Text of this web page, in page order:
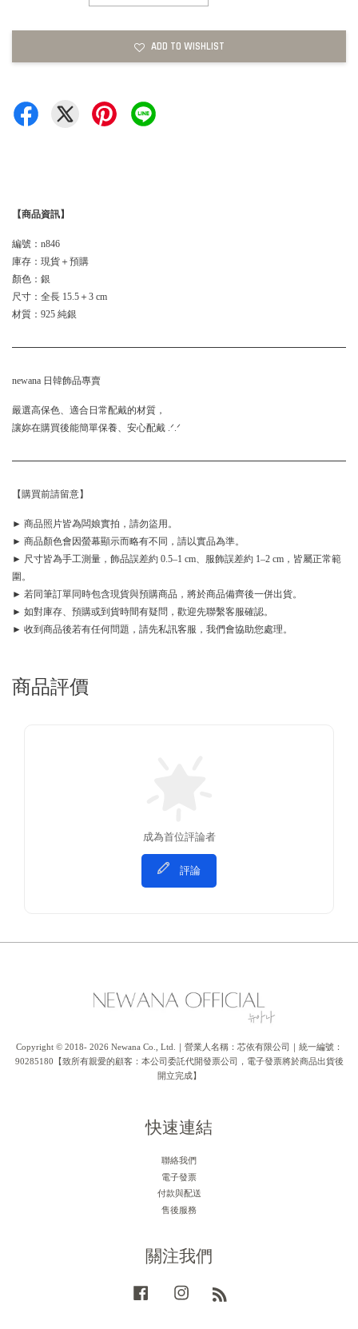
ADD TO WISHLIST
【商品資訊】
編號：n846
庫存：現貨＋預購
顏色：銀
尺寸：全長 15.5＋3 cm
材質：925 純銀
newana 日韓飾品專賣
嚴選高保色、適合日常配戴的材質，
讓妳在購買後能簡單保養、安心配戴 .ᐟ.ᐟ
【購買前請留意】
► 商品照片皆為闆娘實拍，請勿盜用。
► 商品顏色會因螢幕顯示而略有不同，請以實品為準。
► 尺寸皆為手工測量，飾品誤差約 0.5–1 cm、服飾誤差約 1–2 cm，皆屬正常範
圍。
► 若同筆訂單同時包含現貨與預購商品，將於商品備齊後一併出貨。
► 如對庫存、預購或到貨時間有疑問，歡迎先聯繫客服確認。
► 收到商品後若有任何問題，請先私訊客服，我們會協助您處理。
商品評價
成為首位評論者
評論
Copyright © 2018- 2026 Newana Co., Ltd.｜營業人名稱：芯依有限公司｜統一編號：
90285180【致所有親愛的顧客：本公司委託代開發票公司，電子發票將於商品出貨後
開立完成】
快速連結
聯絡我們
電子發票
付款與配送
售後服務
關注我們
Facebook Instagram